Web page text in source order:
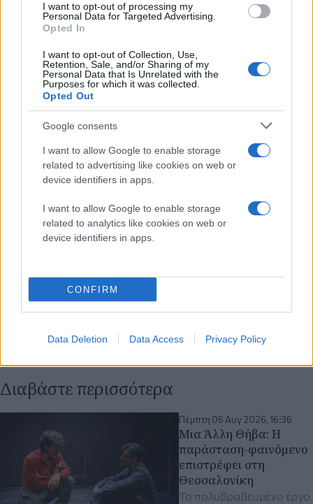
I want to opt-out of processing my
Personal Data for Targeted Advertising.
Opted In
I want to opt-out of Collection, Use,
Retention, Sale, and/or Sharing of my
Personal Data that Is Unrelated with the
Purposes for which it was collected.
Opted Out
Google consents
I want to allow Google to enable storage
related to advertising like cookies on web or
device identifiers in apps.
I want to allow Google to enable storage
related to analytics like cookies on web or
device identifiers in apps.
CONFIRM
Data Deletion Data Access Privacy Policy
Διαβάστε περισσότερα
Πέμπτη 06 Αυγ 2026, 16:36
Μια Άλλη Θήβα: Η
παράσταση-φαινόμενο
επιστρέφει στη
Θεσσαλονίκη
Το πολυβραβευμένο έργο